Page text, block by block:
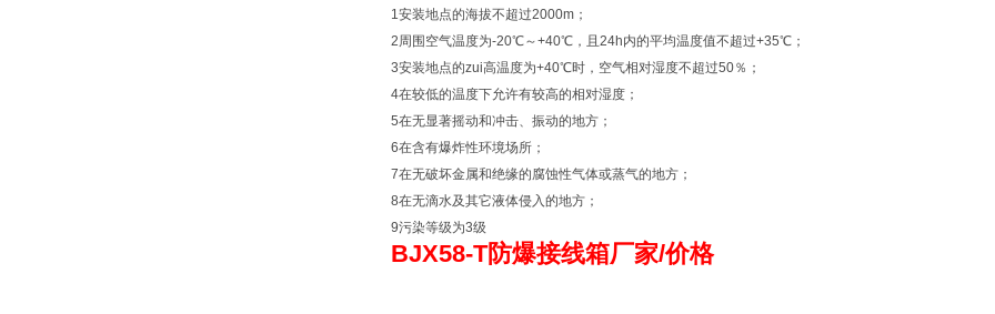
1安装地点的海拔不超过2000m；
2周围空气温度为-20℃～+40℃，且24h内的平均温度值不超过+35℃；
3安装地点的zui高温度为+40℃时，空气相对湿度不超过50％；
4在较低的温度下允许有较高的相对湿度；
5在无显著摇动和冲击、振动的地方；
6在含有爆炸性环境场所；
7在无破坏金属和绝缘的腐蚀性气体或蒸气的地方；
8在无滴水及其它液体侵入的地方；
9污染等级为3级
BJX58-T防爆接线箱厂家/价格